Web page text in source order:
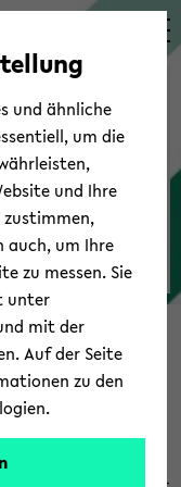
​Support
Zoom
Ver­schlüs­se­
und ähnliche
um die
und Ihre
zustimmen,
auch, um Ihre
zu messen. Sie
unter
mit der
Auf der Seite
zu den